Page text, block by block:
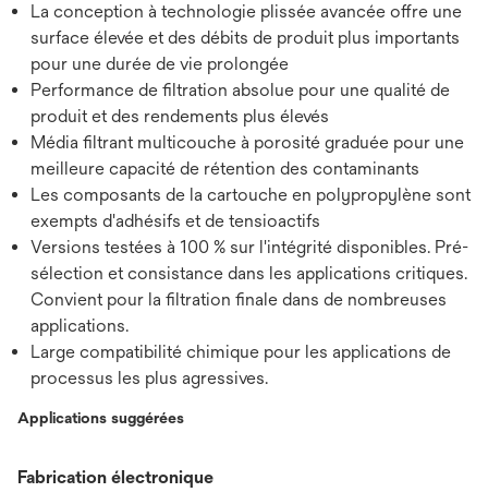
La conception à technologie plissée avancée offre une
surface élevée et des débits de produit plus importants
pour une durée de vie prolongée
Performance de filtration absolue pour une qualité de
produit et des rendements plus élevés
Média filtrant multicouche à porosité graduée pour une
meilleure capacité de rétention des contaminants
Les composants de la cartouche en polypropylène sont
exempts d'adhésifs et de tensioactifs
Versions testées à 100 % sur l'intégrité disponibles. Pré-
sélection et consistance dans les applications critiques.
Convient pour la filtration finale dans de nombreuses
applications.
Large compatibilité chimique pour les applications de
processus les plus agressives.
Applications suggérées
Fabrication électronique